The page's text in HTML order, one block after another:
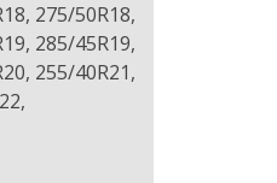
275/50R18,
285/45R19,
255/40R21,